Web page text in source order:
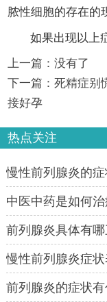
脓性细胞的存在的
如果出现以上
上一篇：没有了
下一篇： 死精症别
接好孕
热点关注
慢性前列腺炎的
中医中药是如何
前列腺炎具体有
慢性前列腺炎症
前列腺炎的症状有